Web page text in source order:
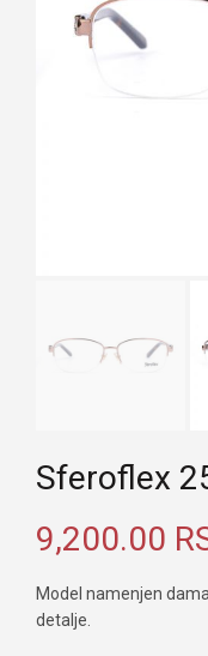
Sferoflex
9,200.00
Model namenjen
detalje.